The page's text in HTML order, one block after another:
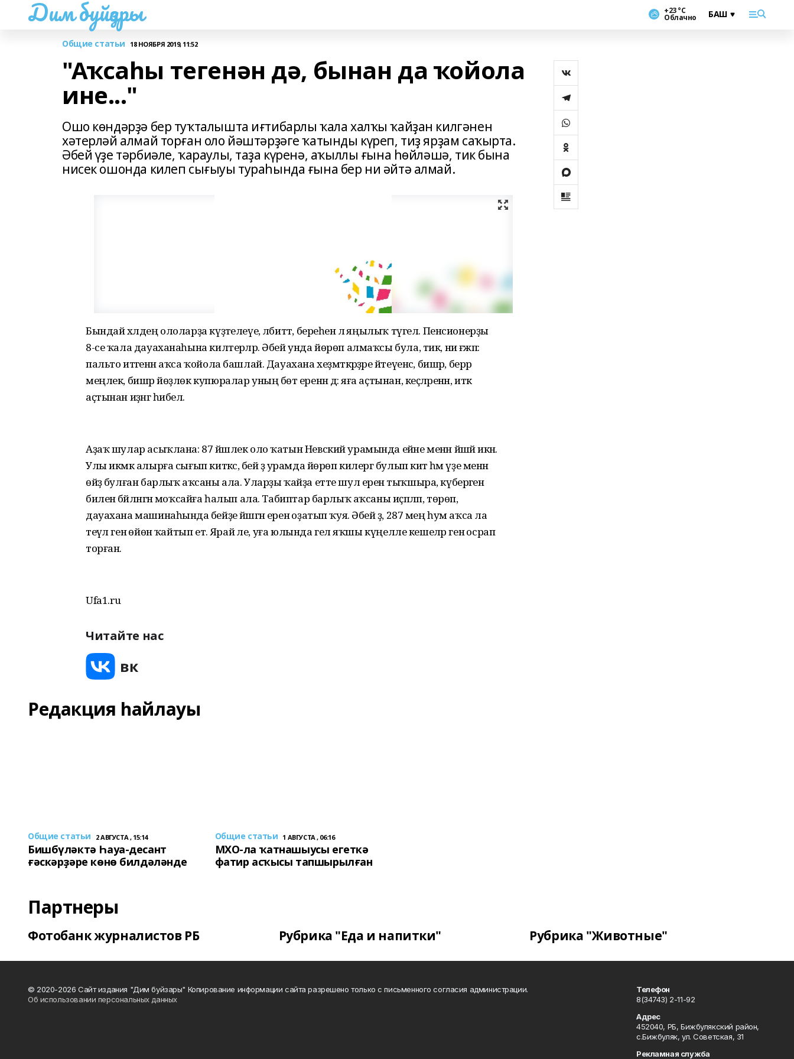
Дим буйҙары +23 °С
Облачно
Общие статьи 18 НОЯБРЯ 2019, 11:52
"Аҡсаһы тегенән дә, бынан да ҡойола
ине..."
Ошо көндәрҙә бер туҡталышта иғтибарлы ҡала халҡы ҡайҙан килгәнен
хәтерләй алмай торған оло йәштәрҙәге ҡатынды күреп, тиҙ ярҙам саҡырта.
Әбей үҙе тәрбиәле, ҡараулы, таҙа күренә, аҡыллы ғына һөйләшә, тик бына
нисек ошонда килеп сығыуы тураһында ғына бер ни әйтә алмай.
Бындай хәлдең ололарҙа күҙәтелеүе, әлбиттә, береһенә лә яңылыҡ түгел. Пенсионерҙы
8-се ҡала дауаханаһына килтерәләр. Әбей унда йөрөп алмаҡсы була, тик, ни ғәжәп:
пальто итәгенән аҡса ҡойола башлай. Дауахана хеҙмәткәрҙәре әйтеүенсә, бишәр, берәр
меңлек, бишәр йөҙлөк купюралар уның бөтә еренән дә: яға аҫтынан, кеҫәләренән, итәк
аҫтынан иҙәнгә һибелә.
Аҙаҡ шулар асыҡлана: 87 йәшлек оло ҡатын Невский урамында ейәне менән йәшәй икән.
Улы икмәк алырға сығып киткәс, әбей ҙә урамда йөрөп килергә булып китә һәм үҙе менән
өйҙә булған барлыҡ аҡсаны ала. Уларҙы ҡайҙа етте шул еренә тыҡшыра, күберәген
биленә бәйләнгән моҡсайға һалып ала. Табиптар барлыҡ аҡсаны иҫәпләп, төрөп,
дауахана машинаһында әбейҙе йәшәгән еренә оҙатып ҡуя. Әбей ҙә, 287 мең һум аҡса ла
теүәл генә өйөнә ҡайтып етә. Ярай әле, уға юлында гел яҡшы күңелле кешеләр генә осрап
торған.
Ufa1.ru
Читайте нас
Редакция һайлауы
Общие статьи 2 АВГУСТА , 15:14
Бишбүләктә Һауа-десант
ғәскәрҙәре көнө билдәләнде
Общие статьи 1 АВГУСТА , 06:16
МХО-ла ҡатнашыусы егеткә
фатир асҡысы тапшырылған
Партнеры
Фотобанк журналистов РБ Рубрика "Еда и напитки" Рубрика "Животные"
© 2020-2026 Сайт издания "Дим буйзары" Копирование информации сайта разрешено только с письменного согласия администрации.
Об использовании персональных данных
Телефон
8(34743) 2-11-92
Адрес
452040, РБ, Бижбулякский район,
с.Бижбуляк, ул. Советская, 31
Рекламная служба